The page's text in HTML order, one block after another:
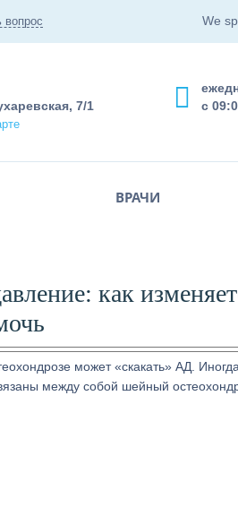
вопрос We
с
7/1
ВРАЧИ
как
может «скакать» АД.
между собой шейный